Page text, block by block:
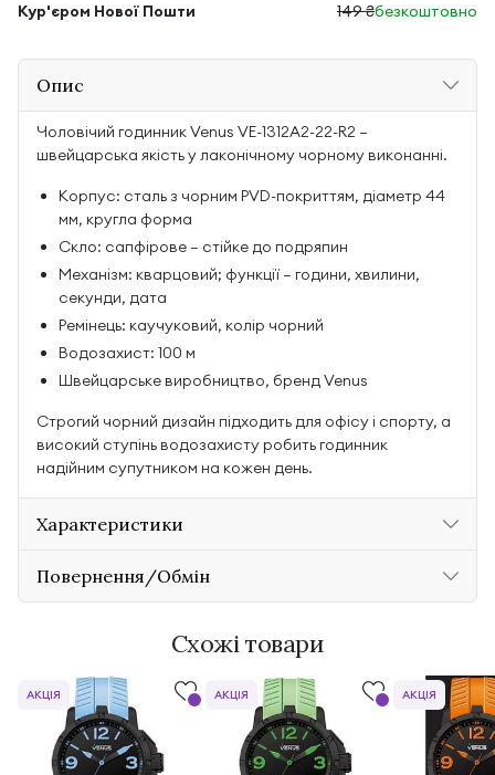
Кур'єром Нової Пошти
149 ₴безкоштовно
Опис
Чоловічий годинник Venus VE-1312A2-22-R2 —
швейцарська якість у лаконічному чорному виконанні.
Корпус: сталь з чорним PVD-покриттям, діаметр 44
мм, кругла форма
Скло: сапфірове — стійке до подряпин
Механізм: кварцовий; функції — години, хвилини,
секунди, дата
Ремінець: каучуковий, колір чорний
Водозахист: 100 м
Швейцарське виробництво, бренд Venus
Строгий чорний дизайн підходить для офісу і спорту, а
високий ступінь водозахисту робить годинник
надійним супутником на кожен день.
Характеристики
Повернення/Обмін
Схожі товари
АКЦІЯ АКЦІЯ АКЦІЯ